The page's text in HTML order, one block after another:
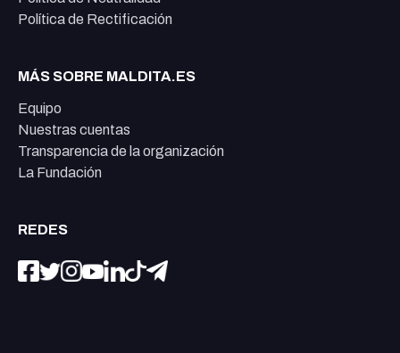
Política de Rectificación
MÁS SOBRE MALDITA.ES
Equipo
Nuestras cuentas
Transparencia de la organización
La Fundación
REDES